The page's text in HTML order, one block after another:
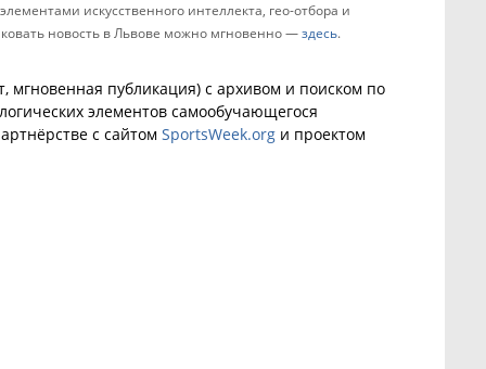
искусственного интеллекта, гео-отбора и
новость в Львове можно мгновенно —здесь.
публикация) с архивом и поиском по
элементов самообучающегося
с сайтом SportsWeek.org и проектом